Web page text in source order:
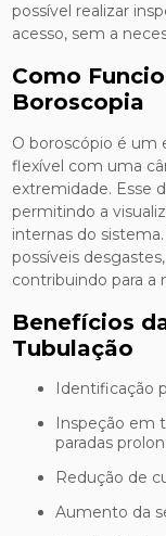
possível realizar
acesso, sem a
Como
Boroscopia
O boroscópio é
flexível com uma
extremidade. Esse
permitindo a
internas do
possíveis
contribuindo para a
Benefícios
Tubulação
Identificação
Inspeção em tempo real, sem a necessidade de
paradas
Redução de
Aumento da